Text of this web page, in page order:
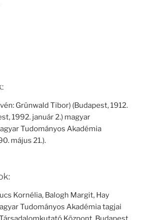
Grünwald Tibor) (Budapest, 1912.
1992. január 2.) magyar
Tudományos Akadémia
május 21.).
Kornélia, Balogh Margit, Hay
Tudományos Akadémia tagjai